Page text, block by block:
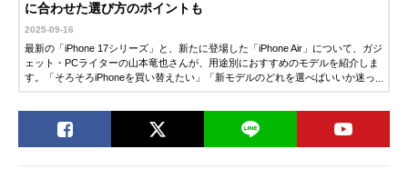
に合わせた選び方のポイントも
2025-09-16
最新の「iPhone 17シリーズ」と、新たに登場した「iPhone Air」について、ガジ
ェット・PCライターの山本竜也さんが、用途別におすすめのモデルを紹介しま
す。「そろそろiPhoneを買い替えたい」「新モデルのどれを選べばいいか迷っ